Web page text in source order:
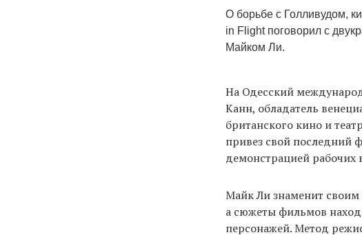
О борьбе с Голливудом,
in Flight поговорил с
Майком Ли.
На Одесский
Канн, обладатель
британского кино и
привез свой последний
демонстрацией рабочих
Майк Ли знаменит
а сюжеты фильмов
персонажей. Метод